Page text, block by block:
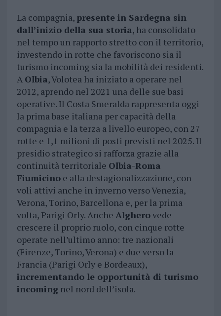
La compagnia, presente in Sardegna sin
dall’inizio della sua storia, ha consolidato
nel tempo un rapporto stretto con il territorio,
investendo in rotte che favoriscono sia il
turismo incoming sia la mobilità dei residenti.
A Olbia, Volotea ha iniziato a operare nel
2012, aprendo nel 2021 una delle sue basi
operative. Il Costa Smeralda rappresenta oggi
la prima base italiana per capacità della
compagnia e la terza a livello europeo, con 27
rotte e 1,1 milioni di posti previsti nel 2025. Il
presidio strategico si rafforza grazie alla
continuità territoriale Olbia-Roma
Fiumicinoe alla destagionalizzazione, con
voli attivi anche in inverno verso Venezia,
Verona, Torino, Barcellona e, per la prima
volta, Parigi Orly. Anche Algherovede
crescere il proprio ruolo, con cinque rotte
operate nell’ultimo anno: tre nazionali
(Firenze, Torino, Verona) e due verso la
Francia (Parigi Orly e Bordeaux),
incrementando le opportunità di turismo
incomingnel nord dell’isola.